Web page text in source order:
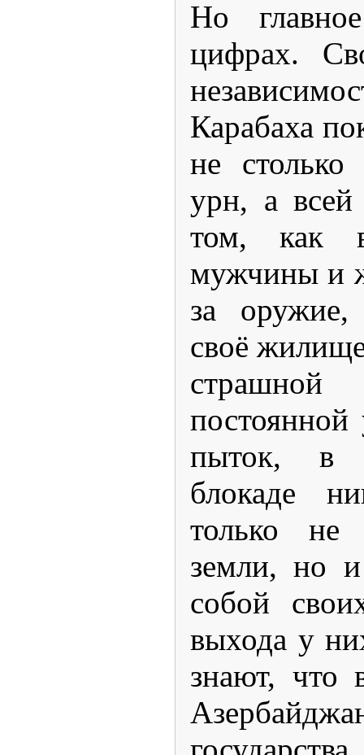
Но
цифрах.
Карабаха
не столько
урн, а
том, как
мужчины и
за оружие,
своё
постоянной
пыток, в
блокаде
только не
земли, но
собой
выхода у
знают, что